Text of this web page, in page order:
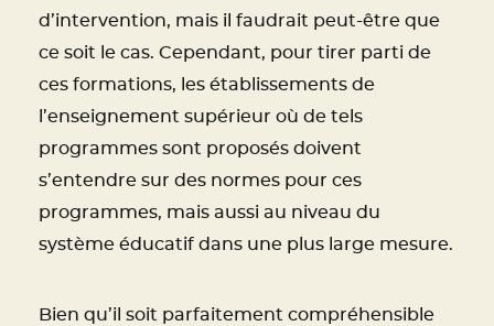
d’intervention, mais il faudrait peut-être que
ce soit le cas. Cependant, pour tirer parti de
ces formations, les établissements de
l’enseignement supérieur où de tels
programmes sont proposés doivent
s’entendre sur des normes pour ces
programmes, mais aussi au niveau du
système éducatif dans une plus large mesure.
Bien qu’il soit parfaitement compréhensible